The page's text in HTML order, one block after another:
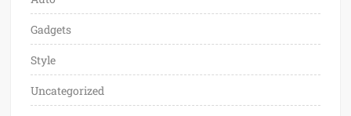
Gadgets
Style
Uncategorized